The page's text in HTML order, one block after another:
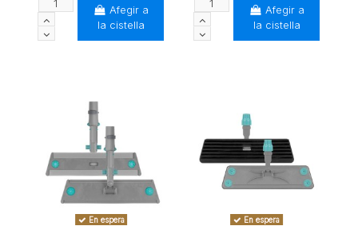
Afegir a
la cistella
Afegir a
la cistella
En espera En espera